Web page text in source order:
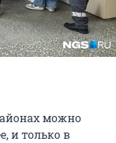
можно
и только в